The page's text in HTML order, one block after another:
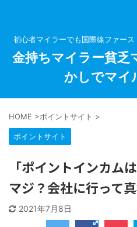
初心者マイラーでも国際線ファー
金持ちマイラー貧乏
かしでマイ
HOME >ポイントサイト >
ポイントサイト
「ポイントインカム
マジ？会社に行って
2021年7月8日